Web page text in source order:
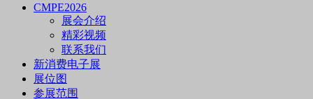
CMPE2026
展会介绍
精彩视频
联系我们
新消费电子展
展位图
参展范围